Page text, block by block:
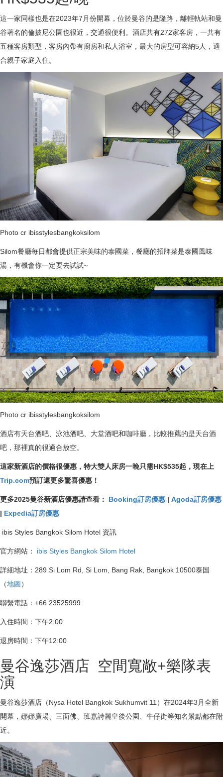
這一家同樣也是在2023年7月份開幕，位於曼谷的是隆路，離輕軌站和曼
谷著名的倫披尼公園也很近，交通很便利。酒店共有272家客房，一共有
五種客房類型，客房內帶有廚房和私人浴室，最大的房型可容納5人，適
合親子家庭入住。
Photo cr ibisstylesbangkoksilom
Silom餐廳每日都會提供正宗美味的泰國菜，餐廳的招牌菜是泰國風味
湯，有機會你一定要去試試~
Photo cr ibisstylesbangkoksilom
酒店有天台酒吧、泳池酒吧、大堂酒吧和咖啡廳，比較推薦的是天台酒
吧，那裡真的很適合放空。
這家新酒店的價格很優惠，特大雙人床房一晚只需HK$535起，現在上
Trip.com預訂還更多驚喜優惠！
更多2025曼谷新酒店優惠請查看： Booking訂房優惠 | Agoda訂房優惠
| Expedia訂房優惠
ibis Styles Bangkok Silom Hotel 資訊
官方網站： ibis Styles Bangkok Silom Hotel
詳細地址：289 Si Lom Rd, Si Lom, Bang Rak, Bangkok 10500泰国
（地圖 ）
聯繫電話：+66 23525999
入住時間：下午2:00
退房時間：下午12:00
曼谷逸莎酒店 空間寬敞+樂隊表
演
曼谷逸莎酒店（Nysa Hotel Bangkok Sukhumvit 11）在2024年3月全新
開幕，娜娜廣場、三面佛、班嘉詩麗皇後公園、牛仔街等知名景點都在附
近。